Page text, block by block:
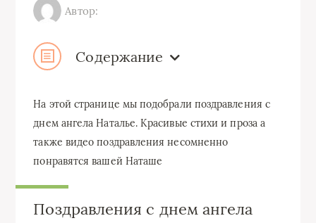
Автор:
Содержание
На этой странице мы подобрали поздравления с
днем ангела Наталье. Красивые стихи и проза а
также видео поздравления несомненно
понравятся вашей Наташе
Поздравления с днем ангела